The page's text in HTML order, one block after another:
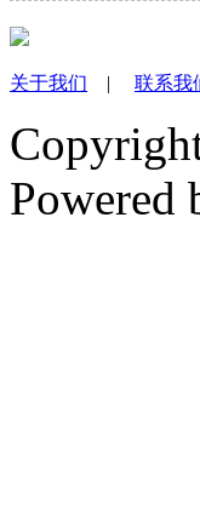
关于我们 | 联系我
Powered